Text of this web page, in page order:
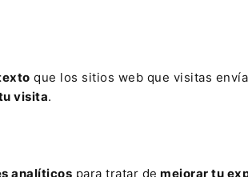
que los sitios web que visitas
visita.
analíticos para tratar de mejorar tu
ausencias del